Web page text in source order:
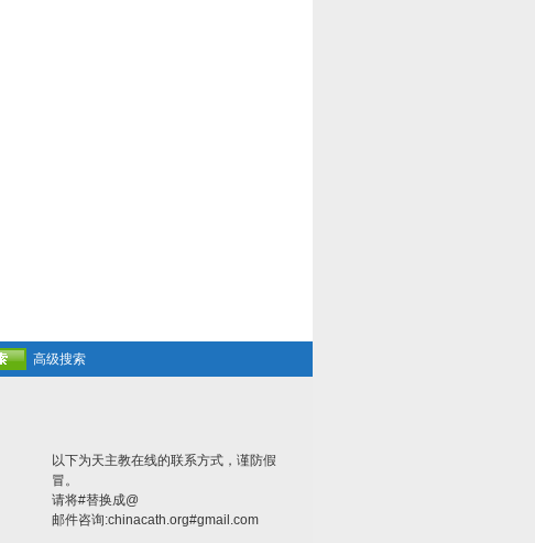
高级搜索
以下为天主教在线的联系方式，谨防假
冒。
请将#替换成@
邮件咨询:chinacath.org#gmail.com